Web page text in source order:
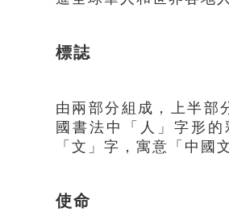
標誌
由兩部分組成，上半部
國書法中「人」字形
「文」字，寓意「中國
使命